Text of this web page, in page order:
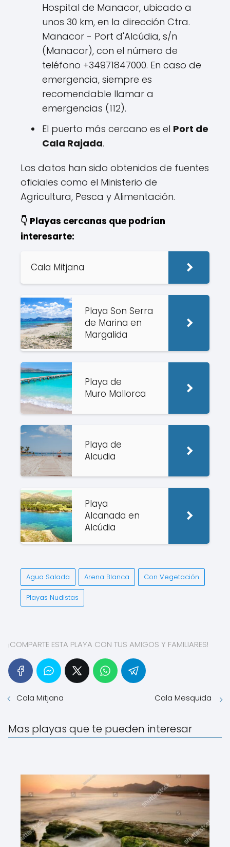
Hospital de Manacor, ubicado a
unos 30 km, en la dirección Ctra.
Manacor - Port d'Alcúdia, s/n
(Manacor), con el número de
teléfono +34971847000. En caso de
emergencia, siempre es
recomendable llamar a
emergencias (112).
El puerto más cercano es el Port de
Cala Rajada.
Los datos han sido obtenidos de fuentes
oficiales como el Ministerio de
Agricultura, Pesca y Alimentación.
👇 Playas cercanas que podrían
interesarte:
Cala Mitjana
Playa Son Serra
de Marina en
Margalida
Playa de
Muro Mallorca
Playa de
Alcudia
Playa
Alcanada en
Alcúdia
Agua Salada Arena Blanca Con Vegetación
Playas Nudistas
¡COMPARTE ESTA PLAYA CON TUS AMIGOS Y FAMILIARES!
Cala Mitjana Cala Mesquida
Mas playas que te pueden interesar